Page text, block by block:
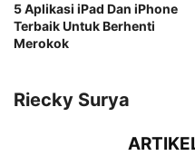
5 Aplikasi iPad Dan iPhone
Terbaik Untuk Berhenti
Merokok
Riecky Surya